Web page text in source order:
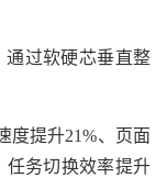
过软硬芯垂直整
提升21%、页面
任务切换效率提升